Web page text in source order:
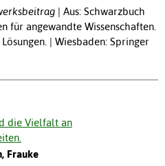
Aus: Schwarzbuch
für angewandte Wissenschaften.
| Wiesbaden: Springer
die Vielfalt an
Frauke